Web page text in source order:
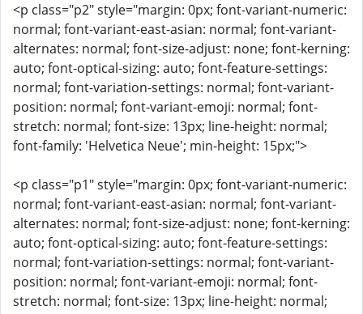
<p class="p2" style="margin: 0px; font-variant-numeric:
normal; font-variant-east-asian: normal; font-variant-
alternates: normal; font-size-adjust: none; font-kerning:
auto; font-optical-sizing: auto; font-feature-settings:
normal; font-variation-settings: normal; font-variant-
position: normal; font-variant-emoji: normal; font-
stretch: normal; font-size: 13px; line-height: normal;
font-family: 'Helvetica Neue'; min-height: 15px;">
<p class="p1" style="margin: 0px; font-variant-numeric:
normal; font-variant-east-asian: normal; font-variant-
alternates: normal; font-size-adjust: none; font-kerning:
auto; font-optical-sizing: auto; font-feature-settings:
normal; font-variation-settings: normal; font-variant-
position: normal; font-variant-emoji: normal; font-
stretch: normal; font-size: 13px; line-height: normal;